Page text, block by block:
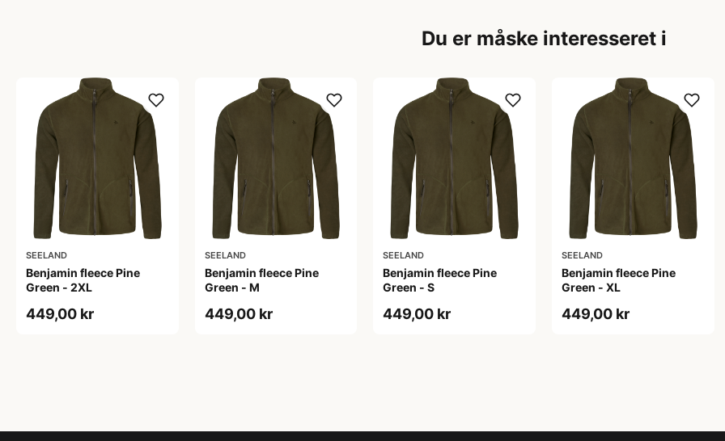
Du er måske interesseret i
SEELAND
Benjamin fleece Pine
Green - 2XL
449,00 kr
SEELAND
Benjamin fleece Pine
Green - M
449,00 kr
SEELAND
Benjamin fleece Pine
Green - S
449,00 kr
SEELAND
Benjamin fleece Pine
Green - XL
449,00 kr